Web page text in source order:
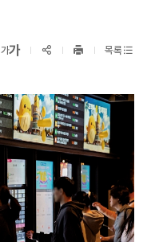
가축소보기
가확대보기SNS공유
프린트
목록